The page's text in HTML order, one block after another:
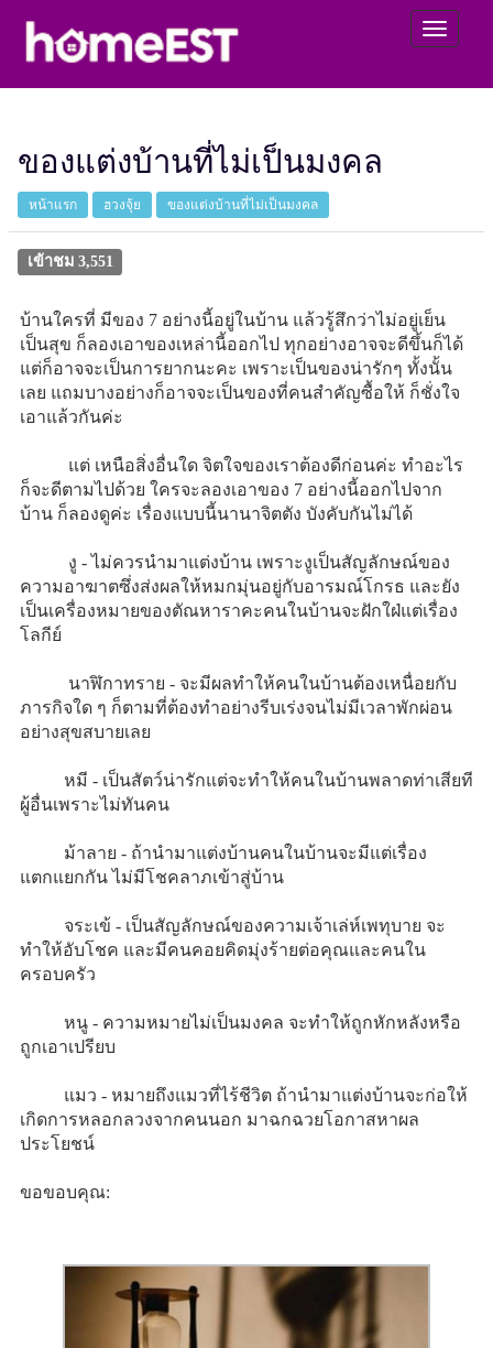
ของแต่งบ้านที่ไม่เป็นมงคล
หน้าแรก ฮวงจุ้ย ของแต่งบ้านที่ไม่เป็นมงคล
เข้าชม 3,551
บ้านใครที่ มีของ 7 อย่างนี้อยู่ในบ้าน แล้วรู้สึกว่าไม่อยู่เย็น
เป็นสุข ก็ลองเอาของเหล่านี้ออกไป ทุกอย่างอาจจะดีขึ้นก็ได้
แต่ก็อาจจะเป็นการยากนะคะ เพราะเป็นของน่ารักๆ ทั้งนั้น
เลย แถมบางอย่างก็อาจจะเป็นของที่คนสำคัญซื้อให้ ก็ชั่งใจ
เอาแล้วกันค่ะ
แต่ เหนือสิ่งอื่นใด จิตใจของเราต้องดีก่อนค่ะ ทำอะไร
ก็จะดีตามไปด้วย ใครจะลองเอาของ 7 อย่างนี้ออกไปจาก
บ้าน ก็ลองดูค่ะ เรื่องแบบนี้นานาจิตตัง บังคับกันไม่ได้
งู - ไม่ควรนำมาแต่งบ้าน เพราะงูเป็นสัญลักษณ์ของ
ความอาฆาตซึ่งส่งผลให้หมกมุ่นอยู่กับอารมณ์โกรธ และยัง
เป็นเครื่องหมายของตัณหาราคะคนในบ้านจะฝักใฝ่แต่เรื่อง
โลกีย์
นาฬิกาทราย - จะมีผลทำให้คนในบ้านต้องเหนื่อยกับ
ภารกิจใด ๆ ก็ตามที่ต้องทำอย่างรีบเร่งจนไม่มีเวลาพักผ่อน
อย่างสุขสบายเลย
หมี - เป็นสัตว์น่ารักแต่จะทำให้คนในบ้านพลาดท่าเสียที
ผู้อื่นเพราะไม่ทันคน
ม้าลาย - ถ้านำมาแต่งบ้านคนในบ้านจะมีแต่เรื่อง
แตกแยกกัน ไม่มีโชคลาภเข้าสู่บ้าน
จระเข้ - เป็นสัญลักษณ์ของความเจ้าเล่ห์เพทุบาย จะ
ทำให้อับโชค และมีคนคอยคิดมุ่งร้ายต่อคุณและคนใน
ครอบครัว
หนู - ความหมายไม่เป็นมงคล จะทำให้ถูกหักหลังหรือ
ถูกเอาเปรียบ
แมว - หมายถึงแมวที่ไร้ชีวิต ถ้านำมาแต่งบ้านจะก่อให้
เกิดการหลอกลวงจากคนนอก มาฉกฉวยโอกาสหาผล
ประโยชน์
ขอขอบคุณ: